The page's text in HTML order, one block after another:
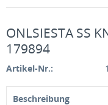
ONLSIESTA SS
179894
Artikel-Nr.:
Beschreibung